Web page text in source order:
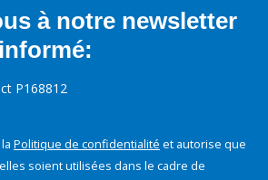
à notre newsletter
P168812
Politique de confidentialité et autorise que
soient utilisées dans le cadre de